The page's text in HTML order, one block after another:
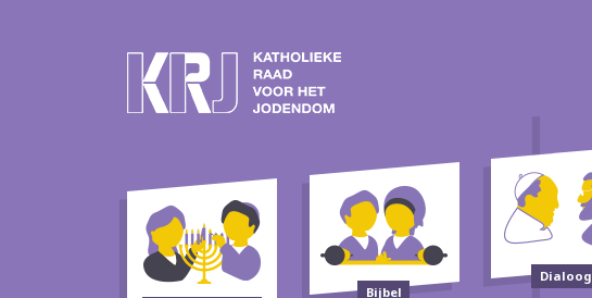
Bijbel
Dialoog